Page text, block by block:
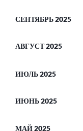
СЕНТЯБРЬ 2025
АВГУСТ 2025
ИЮЛЬ 2025
ИЮНЬ 2025
МАЙ 2025